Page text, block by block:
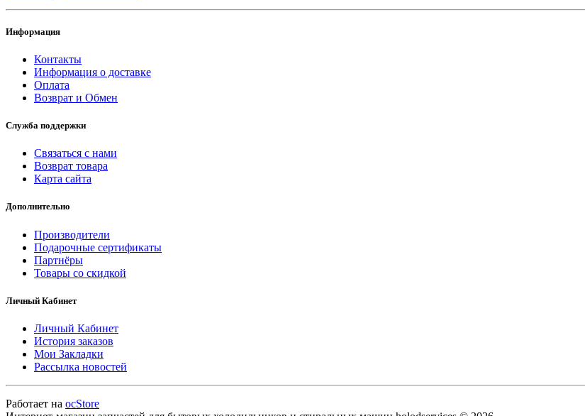
Информация
Контакты
Информация о доставке
Оплата
Возврат и Обмен
Служба поддержки
Связаться с нами
Возврат товара
Карта сайта
Дополнительно
Производители
Подарочные сертификаты
Партнёры
Товары со скидкой
Личный Кабинет
Личный Кабинет
История заказов
Мои Закладки
Рассылка новостей
Работает на ocStore